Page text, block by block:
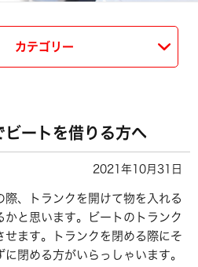
カテゴリー
ビートを借りる方へ
2021年10月31日
際、トランクを開けて物を入れる
かと思います。ビートのトランク
せます。トランクを閉める際にそ
に閉める方がいらっしゃいます。